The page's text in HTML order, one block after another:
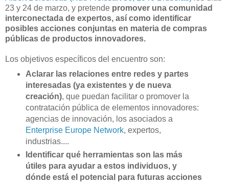
23 y 24 de marzo, y pretende promover una comunidad
interconectada de expertos, así como identificar
posibles acciones conjuntas en materia de compras
públicas de productos innovadores.
Los objetivos específicos del encuentro son:
Aclarar las relaciones entre redes y partes
interesadas (ya existentes y de nueva
creación), que puedan facilitar o promover la
contratación pública de elementos innovadores:
agencias de innovación, los asociados a
Enterprise Europe Network, expertos,
industrias....
Identificar qué herramientas son las más
útiles para ayudar a estos individuos, y
dónde está el potencial para futuras acciones